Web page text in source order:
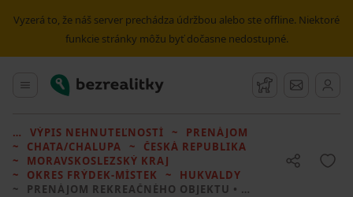
Vyzerá to, že náš server prechádza údržbou alebo ste offline. Niektoré
funkcie stránky môžu byť dočasne nedostupné.
Hlavné menu
Bezrealitky Strážny pes
Správy
VÝPIS NEHNUTEĽNOSTÍ
PRENÁJOM
CHATA/CHALUPA
ČESKÁ REPUBLIKA
MORAVSKOSLEZSKÝ KRAJ
OKRES FRÝDEK-MÍSTEK
HUKVALDY
PRENÁJOM REKREAČNÉHO OBJEKTU • 3 LOŽNICE BEZ REALITKY